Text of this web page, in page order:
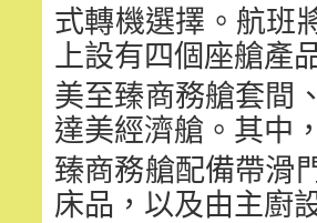
式轉機選擇。航班
上設有四個座艙產
美至臻商務艙套間
達美經濟艙。其中
臻商務艙配備帶滑
床品，以及由主廚